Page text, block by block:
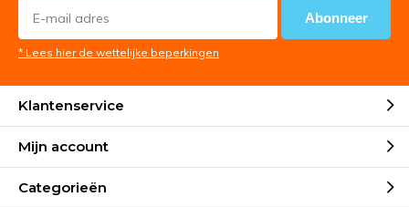
Abonneer
* Lees hier de wettelijke beperkingen
Klantenservice
Mijn account
Categorieën